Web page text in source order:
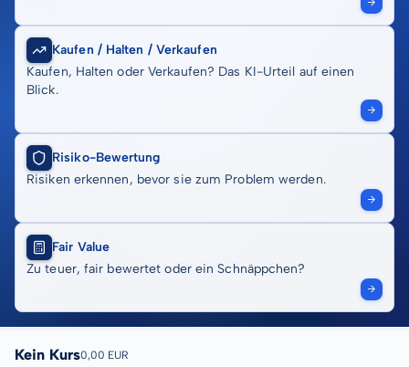
Kaufen / Halten / Verkaufen
Kaufen, Halten oder Verkaufen? Das KI-Urteil auf einen
Blick.
Risiko-Bewertung
Risiken erkennen, bevor sie zum Problem werden.
Fair Value
Zu teuer, fair bewertet oder ein Schnäppchen?
Kein Kurs0,00 EUR